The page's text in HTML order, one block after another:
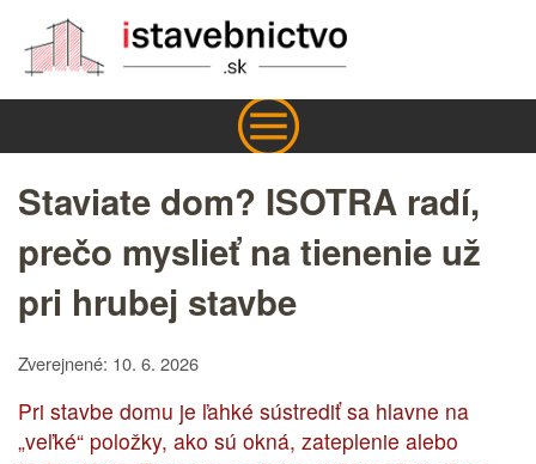
Staviate dom? ISOTRA radí,
prečo myslieť na tienenie už
pri hrubej stavbe
Zverejnené: 10. 6. 2026
Pri stavbe domu je ľahké sústrediť sa hlavne na
„veľké“ položky, ako sú okná, zateplenie alebo